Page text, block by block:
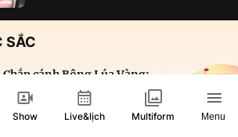
SẮC
Chắp cánh Bông Lúa Vàng:
Hành trình nỗ lực...
29 phút
Show Live&lịch Multiform Menu